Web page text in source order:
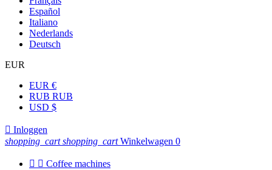
Español
Italiano
Nederlands
Deutsch
EUR
EUR €
RUB RUB
USD $
 Inloggen
shopping_cart shopping_cartWinkelwagen 0
  Coffee machines